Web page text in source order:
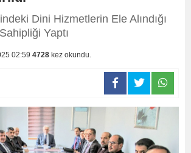
Dini Hizmetlerin Ele Alındığı
Yaptı
02:59 4728 kez okundu.